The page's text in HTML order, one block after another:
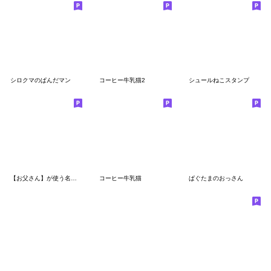
シロクマのぱんだマン コーヒー牛乳猫2 シュールねこスタンプ
コーヒー牛乳猫 ぱぐたまのおっさん